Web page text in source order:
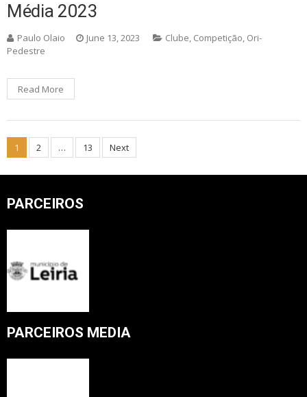
Média 2023
Paulo Olaio June 13, 2023 Clube, Competição, Ori-
Pedestre
Read More
Posts
pagination
1 2 … 13 Next
PARCEIROS
PARCEIROS MEDIA